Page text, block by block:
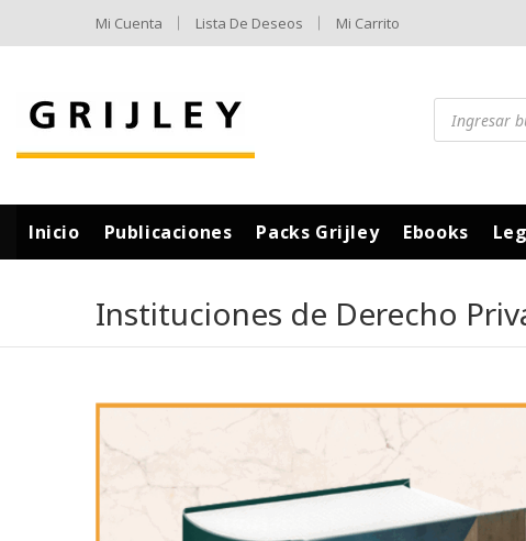
Mi Cuenta Lista De Deseos Mi Carrito
Inicio Publicaciones Packs Grijley Ebooks
Instituciones de Derecho